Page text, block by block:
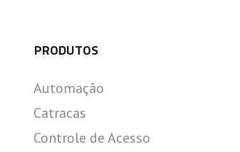
PRODUTOS
Automação
Catracas
Controle de Acesso